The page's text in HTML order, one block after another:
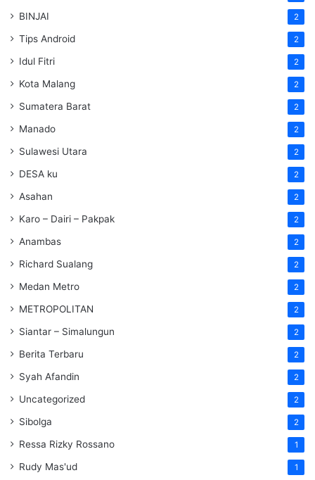
BINJAI 2
Tips Android 2
Idul Fitri 2
Kota Malang 2
Sumatera Barat 2
Manado 2
Sulawesi Utara 2
DESA ku 2
Asahan 2
Karo – Dairi – Pakpak 2
Anambas 2
Richard Sualang 2
Medan Metro 2
METROPOLITAN 2
Siantar – Simalungun 2
Berita Terbaru 2
Syah Afandin 2
Uncategorized 2
Sibolga 2
Ressa Rizky Rossano 1
Rudy Mas'ud 1